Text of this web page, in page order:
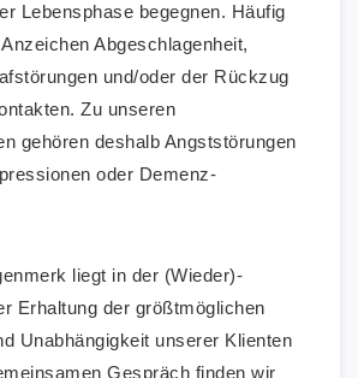
Lebensphase begegnen. Häufig
Abgeschlagenheit,
und/oder der Rückzug
Zu unseren
gehören deshalb Angststörungen
oder Demenz-
liegt in der (Wieder)-
Erhaltung der größtmöglichen
Unabhängigkeit unserer Klienten
Gespräch finden wir